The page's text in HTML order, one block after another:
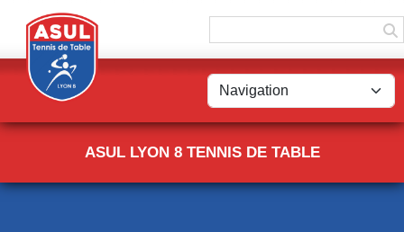
ASUL LYON 8 TENNIS DE TABLE
Panneau de gestion des cookies